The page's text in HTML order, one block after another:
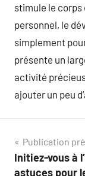
stimule le corps
personnel, le
simplement
présente un
activité
ajouter un peu
de
Publication
Initiez-vous à
astuces pour